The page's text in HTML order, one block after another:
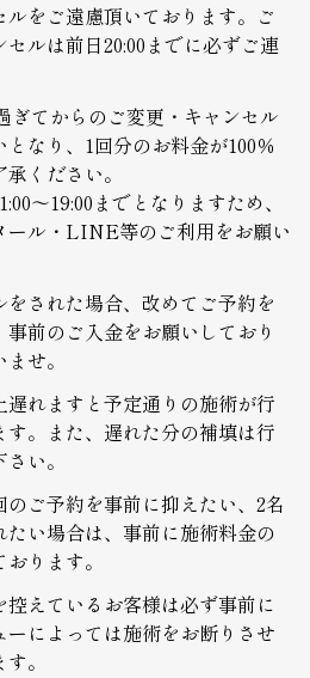
をご遠慮頂いております。ご
ルは前日20:00までに必ずご連
ぎてからのご変更・キャンセル
なり、1回分のお料金が100％
ください。
～19:00までとなりますため、
ール・LINE等のご利用をお願い
された場合、改めてご予約を
前のご入金をお願いしており
せ。
遅れますと予定通りの施術が行
す。また、遅れた分の補填は行
い。
ご予約を事前に抑えたい、2名
い場合は、事前に施術料金の
ります。
えているお客様は必ず事前に
ーによっては施術をお断りさせ
。